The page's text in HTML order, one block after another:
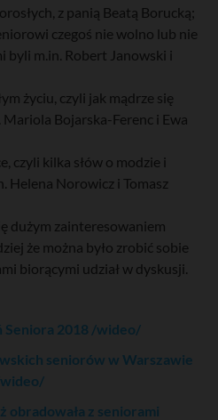
z panią Beatą Borucką;
czegoś nie wolno lub nie
byli m.in. Robert Janowski i
życiu, czyli jak mądrze się
Bojarska-Ferenc i Ewa
czyli kilka słów o modzie i
Helena Norowicz i Tomasz
dużym zainteresowaniem
że można było zrobić sobie
biorącymi udział w dyskusji.
Seniora 2018 /wideo/
seniorów w Warszawie
obradowała z seniorami